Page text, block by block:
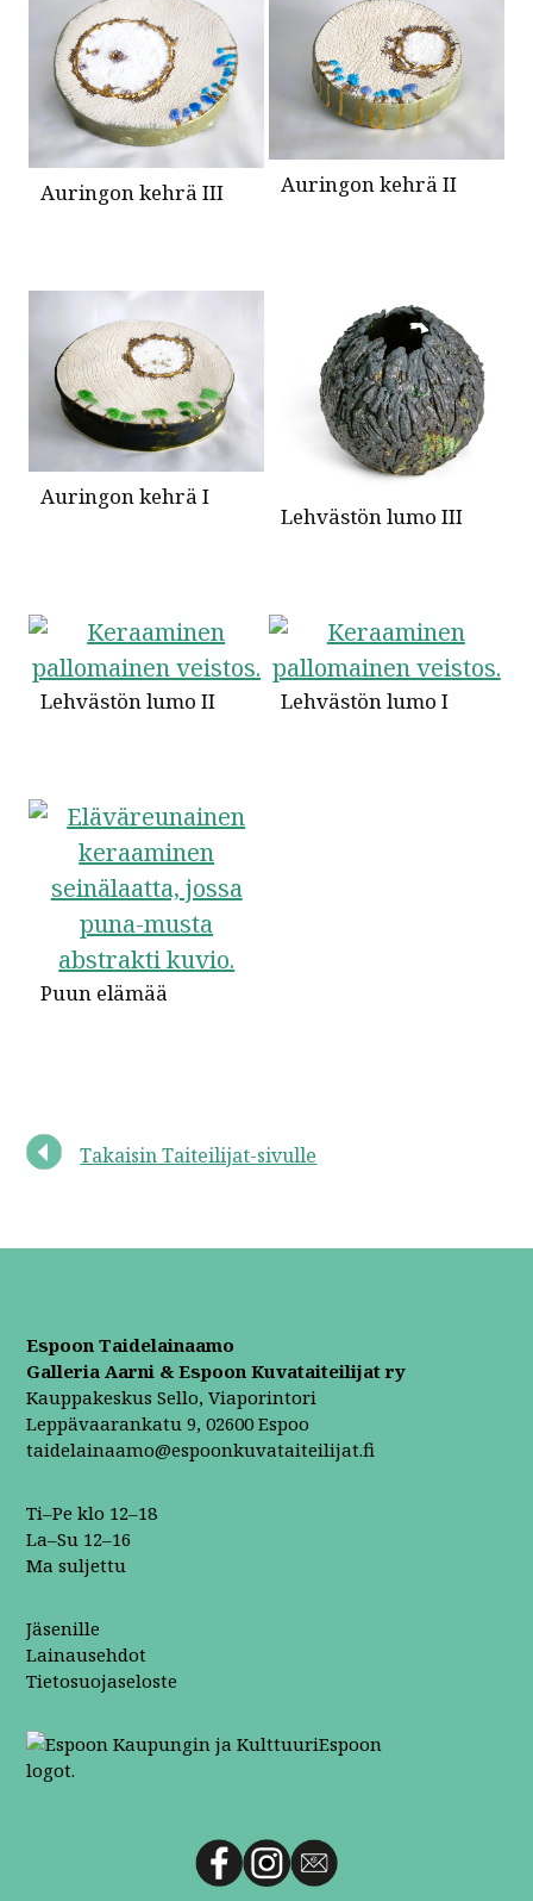
Auringon kehrä III Auringon kehrä II
Auringon kehrä I
Lehvästön lumo III
Lehvästön lumo II Lehvästön lumo I
Puun elämää
Takaisin Taiteilijat-sivulle
Espoon Taidelainaamo
Galleria Aarni & Espoon Kuvataiteilijat ry
Kauppakeskus Sello, Viaporintori
Leppävaarankatu 9, 02600 Espoo
taidelainaamo@espoonkuvataiteilijat.fi
Ti–Pe klo 12–18
La–Su 12–16
Ma suljettu
Jäsenille
Lainausehdot
Tietosuojaseloste